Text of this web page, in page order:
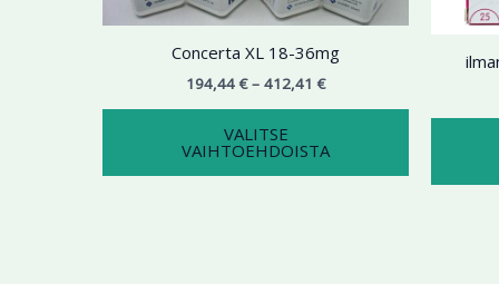
Concerta XL 18-36mg
194,44€ – 412,41€
VALITSE
VAIHTOEHDOISTA
sivulla.